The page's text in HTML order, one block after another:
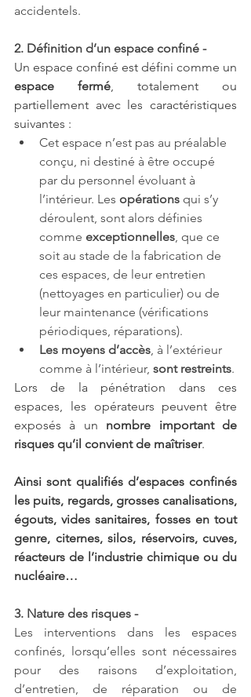
accidentels.
2. Définition d’un espace confiné -
espace fermé, totalement ou
partiellement avec les caractéristiques
suivantes :
Cet espace n’est pas au préalable
conçu, ni destiné à être occupé
par du personnel évoluant à
l’intérieur. Les opérations qui s’y
déroulent, sont alors définies
comme exceptionnelles, que ce
soit au stade de la fabrication de
ces espaces, de leur entretien
(nettoyages en particulier) ou de
leur maintenance (vérifications
périodiques, réparations).
Les moyens d’accès, à l’extérieur
comme à l’intérieur, sont restreints.
Lors de la pénétration dans ces
espaces, les opérateurs peuvent être
exposés à un nombre important de
risques qu’il convient de maîtriser.
Ainsi sont qualifiés d’espaces confinés
les puits, regards, grosses canalisations,
égouts, vides sanitaires, fosses en tout
genre, citernes, silos, réservoirs, cuves,
réacteurs de l’industrie chimique ou du
nucléaire…
3. Nature des risques -
Les interventions dans les espaces
confinés, lorsqu’elles sont nécessaires
pour des raisons d’exploitation,
d’entretien, de réparation ou de